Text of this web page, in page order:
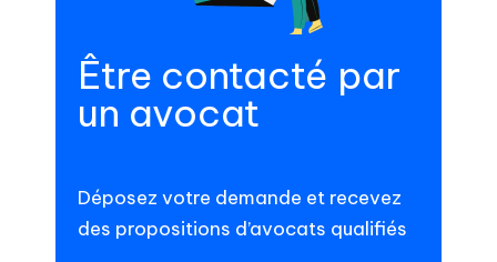
Être contacté par
un avocat
Déposez votre demande et recevez
des propositions d’avocats qualifiés